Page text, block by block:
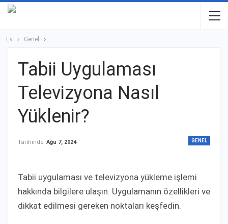
Ev Genel
Tabii Uygulaması
Televizyona Nasıl
Yüklenir?
GENEL
Tarihinde Ağu 7, 2024
Tabii uygulaması ve televizyona yükleme işlemi
hakkında bilgilere ulaşın. Uygulamanın özellikleri ve
dikkat edilmesi gereken noktaları keşfedin.